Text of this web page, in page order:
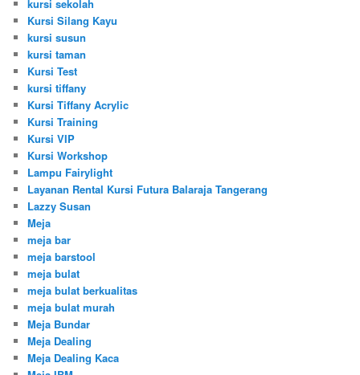
kursi sekolah
Kursi Silang Kayu
kursi susun
kursi taman
Kursi Test
kursi tiffany
Kursi Tiffany Acrylic
Kursi Training
Kursi VIP
Kursi Workshop
Lampu Fairylight
Layanan Rental Kursi Futura Balaraja Tangerang
Lazzy Susan
Meja
meja bar
meja barstool
meja bulat
meja bulat berkualitas
meja bulat murah
Meja Bundar
Meja Dealing
Meja Dealing Kaca